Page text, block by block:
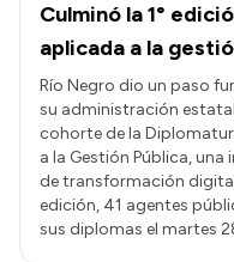
Culminó la 1°
aplicada a la
Río Negro dio un paso
su administración
cohorte de la
a la Gestión Pública,
de transformación
edición, 41 agentes
sus diplomas el martes